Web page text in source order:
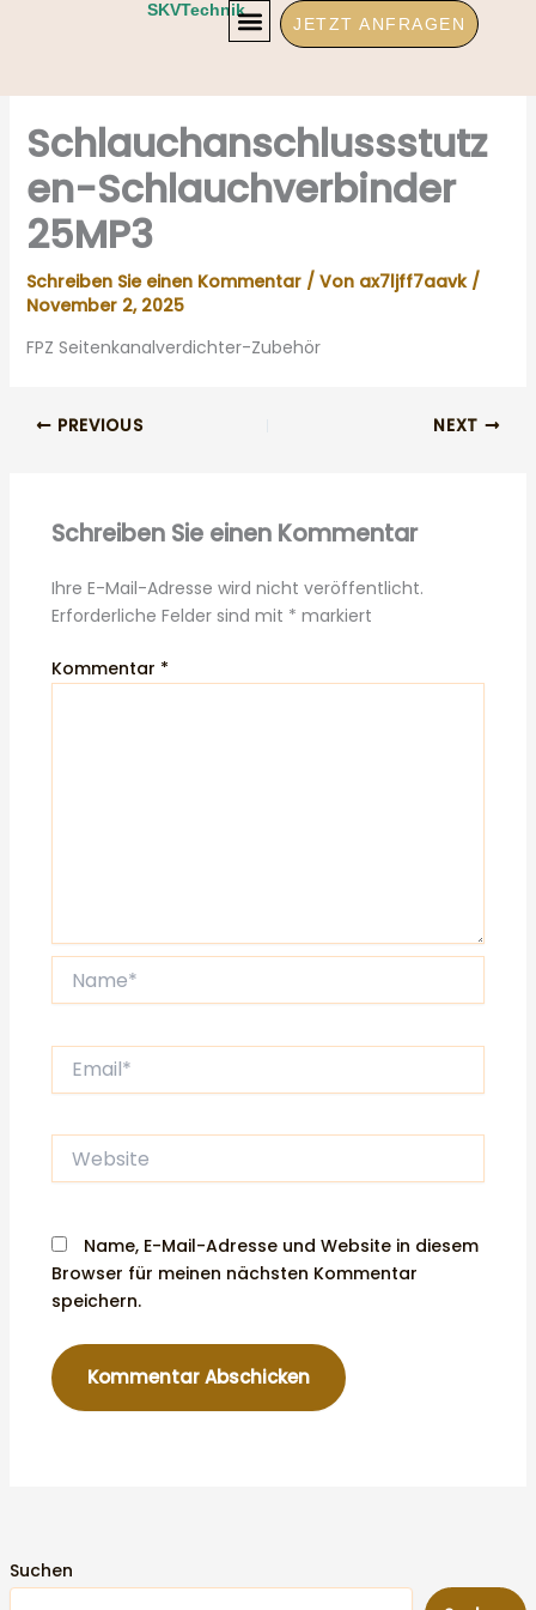
SKVTechnik
JETZT ANFRAGEN
Suchen
Schlauchanschlussstutz
en-Schlauchverbinder
25MP3
Schreiben Sie einen Kommentar / Von ax7ljff7aavk /
November 2, 2025
FPZ Seitenkanalverdichter-Zubehör
PREVIOUS NEXT
Schreiben Sie einen Kommentar
Ihre E-Mail-Adresse wird nicht veröffentlicht.
Erforderliche Felder sind mit * markiert
Kommentar *
Website
Name, E-Mail-Adresse und Website in diesem
Browser für meinen nächsten Kommentar
speichern.